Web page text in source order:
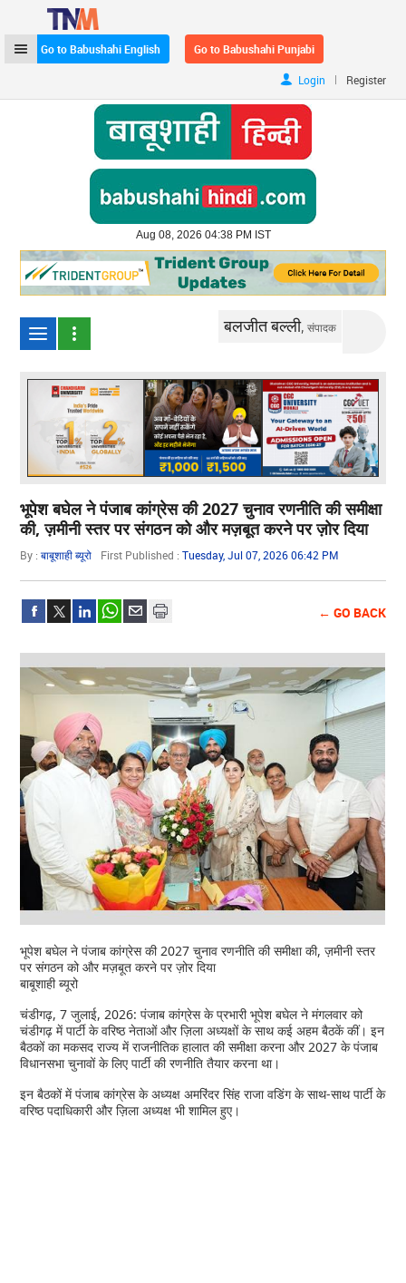
Go to Babushahi English Go to Babushahi Punjabi
Login | Register
Aug 08, 2026 04:38 PM IST
बलजीत बल्ली,संपादक
भूपेश बघेल ने पंजाब कांग्रेस की 2027 चुनाव रणनीति की समीक्षा
की, ज़मीनी स्तर पर संगठन को और मज़बूत करने पर ज़ोर दिया
By :बाबूशाही ब्यूरो First Published :Tuesday, Jul 07, 2026 06:42 PM
← GO BACK
भूपेश बघेल ने पंजाब कांग्रेस की 2027 चुनाव रणनीति की समीक्षा की, ज़मीनी स्तर
पर संगठन को और मज़बूत करने पर ज़ोर दिया
बाबूशाही ब्यूरो
चंडीगढ़, 7 जुलाई, 2026: पंजाब कांग्रेस के प्रभारी भूपेश बघेल ने मंगलवार को
चंडीगढ़ में पार्टी के वरिष्ठ नेताओं और ज़िला अध्यक्षों के साथ कई अहम बैठकें कीं। इन
बैठकों का मकसद राज्य में राजनीतिक हालात की समीक्षा करना और 2027 के पंजाब
विधानसभा चुनावों के लिए पार्टी की रणनीति तैयार करना था।
इन बैठकों में पंजाब कांग्रेस के अध्यक्ष अमरिंदर सिंह राजा वडिंग के साथ-साथ पार्टी के
वरिष्ठ पदाधिकारी और ज़िला अध्यक्ष भी शामिल हुए।